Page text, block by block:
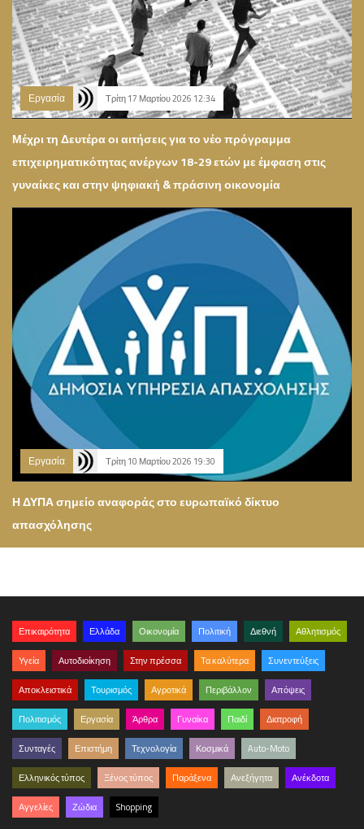
Εργασία Τρίτη 17 Μαρτίου 2026 12:34
Μέχρι τη Δευτέρα οι αιτήσεις για το νέο πρόγραμμα
επιχειρηματικότητας ανέργων 18-29 ετών με έμφαση στις
γυναίκες και στην ψηφιακή & πράσινη οικονομία
Εργασία Τρίτη 10 Μαρτίου 2026 19:30
Η ΔΥΠΑ σημείο αναφοράς στο ευρωπαϊκό δίκτυο
απασχόλησης
Επικαιρότητα Ελλάδα Οικονομία Πολιτική Διεθνή Αθλητισμός
Υγεία Αυτοδιοίκηση Στην πρέσσα Τα καλύτερα Συνεντεύξεις
Αποκλειστικά Τουρισμός Αγροτικά Περιβάλλον Απόψεις
Πολιτισμός Εργασία Άρθρα Γυναίκα Παιδί Διατροφή
Συνταγές Επιστήμη Τεχνολογία Κοσμικά Auto-Moto
Ελληνικός τύπος Ξένος τύπος Παράξενα Ανεξήγητα Ανέκδοτα
Αγγελίες Ζώδια Shopping